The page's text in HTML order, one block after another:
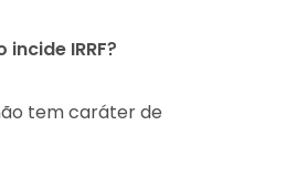
IRRF?
tem caráter de